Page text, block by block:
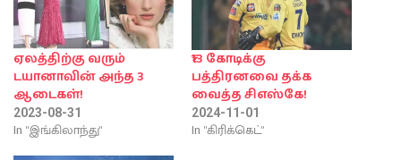
ஏலத்திற்கு வரும்
டயானாவின் அந்த 3
ஆடைகள்!
2023-08-31
In "இங்கிலாந்து"
₹13 கோடிக்கு
பத்திரனவை தக்க
வைத்த சிஎஸ்கே!
2024-11-01
In "கிரிக்கெட்"